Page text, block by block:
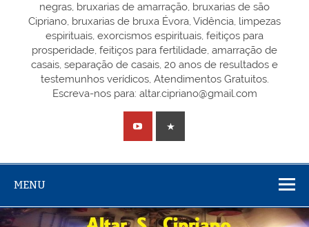
negras, bruxarias de amarração, bruxarias de são
Cipriano, bruxarias de bruxa Évora, Vidência, limpezas
espirituais, exorcismos espirituais, feitiços para
prosperidade, feitiços para fertilidade, amarração de
casais, separação de casais, 20 anos de resultados e
testemunhos verídicos, Atendimentos Gratuitos.
Escreva-nos para: altar.cipriano@gmail.com
MENU